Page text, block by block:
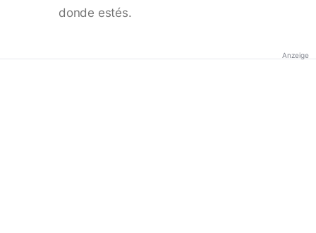
donde estés.
Anzeige